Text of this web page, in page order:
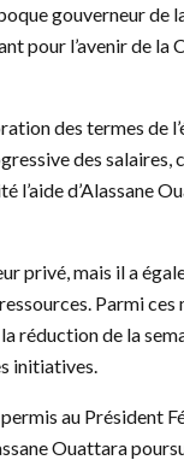
gouverneur de
pour l’avenir de la
des termes de
des salaires,
l’aide d’Alassane
privé, mais il a
Parmi ces
réduction de la
initiatives.
au Président
Ouattara